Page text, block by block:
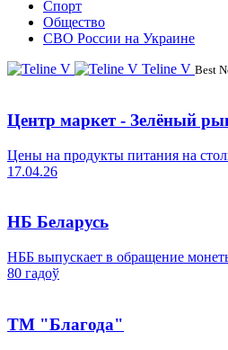
Спорт
Общество
СВО России на Украине
Teline V Best
Центр маркет - Зелёный
Цены на продукты питания на
17.04.26
НБ Беларусь
НББ выпускает в обращение
80 гадоў
ТМ "Благода"